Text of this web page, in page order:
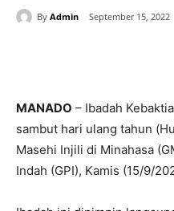
By Admin September 15, 2022
MANADO – Ibadah
sambut hari ulang tahun
Masehi Injili di Minahasa
Indah (GPI), Kamis (15/9/